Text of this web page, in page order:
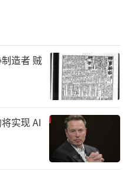
造者 贼
实现 AI